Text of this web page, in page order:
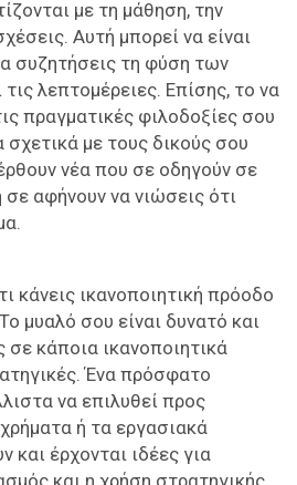
με τη μάθηση, την
Αυτή μπορεί να είναι
συζητήσεις τη φύση των
λεπτομέρειες. Επίσης, το να
πραγματικές φιλοδοξίες σου
σχετικά με τους δικούς σου
νέα που σε οδηγούν σε
αφήνουν να νιώσεις ότι
κάνεις ικανοποιητική πρόοδο
μυαλό σου είναι δυνατό και
σε κάποια ικανοποιητικά
Ένα πρόσφατο
να επιλυθεί προς
ή τα εργασιακά
και έρχονται ιδέες για
και η χρήση στρατηγικής